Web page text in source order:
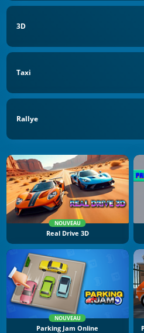
3D
Taxi
Rallye
NOUVEAU
Real Drive 3D
NOUVEAU
Parking Jam Online